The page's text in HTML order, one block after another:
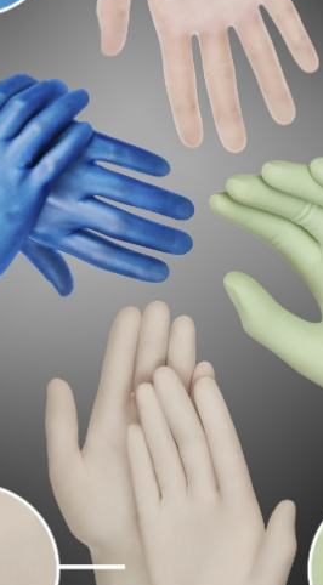
mosson kezet.
hemzsegnek a baktériumok.